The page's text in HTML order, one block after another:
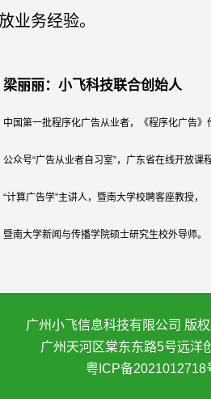
业务经验。
梁丽丽：小飞科技联合创始人
中国第一批程序化广告从业者，《程序化广告》
公众号“广告从业者自习室”，广东省在线开放课
“计算广告学”主讲人，暨南大学校聘客座教授，
暨南大学新闻与传播学院硕士研究生校外导师。
广州小飞信息科技有限公司 版
广州天河区棠东东路5号远洋
粤ICP备2021012718